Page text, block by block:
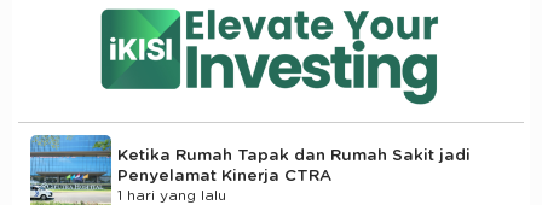
Ketika Rumah Tapak dan Rumah Sakit jadi
Penyelamat Kinerja CTRA
1 hari yang lalu